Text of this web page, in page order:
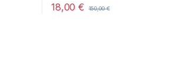
18,00€ 150,00€